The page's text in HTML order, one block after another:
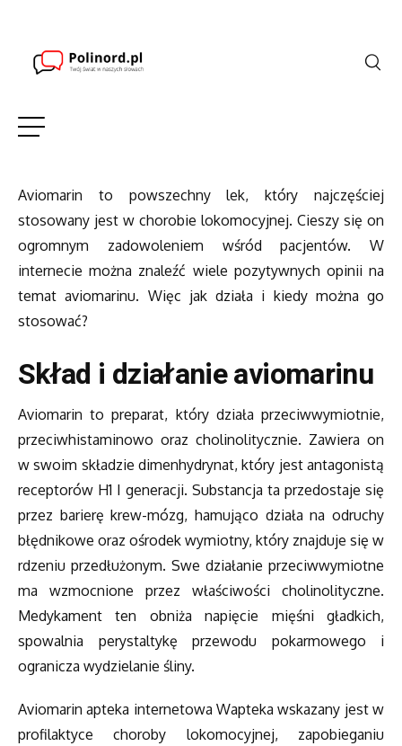
Aviomarin to powszechny lek, który najczęściej
stosowany jest w chorobie lokomocyjnej. Cieszy się on
ogromnym zadowoleniem wśród pacjentów. W
internecie można znaleźć wiele pozytywnych opinii na
temat aviomarinu. Więc jak działa i kiedy można go
stosować?
Skład i działanie aviomarinu
Aviomarin to preparat, który działa przeciwwymiotnie,
przeciwhistaminowo oraz cholinolitycznie. Zawiera on
w swoim składzie dimenhydrynat, który jest antagonistą
receptorów H1 I generacji. Substancja ta przedostaje się
przez barierę krew-mózg, hamująco działa na odruchy
błędnikowe oraz ośrodek wymiotny, który znajduje się w
rdzeniu przedłużonym. Swe działanie przeciwwymiotne
ma wzmocnione przez właściwości cholinolityczne.
Medykament ten obniża napięcie mięśni gładkich,
spowalnia perystaltykę przewodu pokarmowego i
ogranicza wydzielanie śliny.
Aviomarin apteka internetowa Wapteka wskazany jest w
profilaktyce choroby lokomocyjnej, zapobieganiu